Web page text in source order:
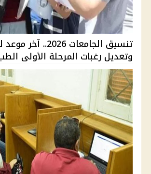
تنسيق الجامعات 2026..
وتعديل رغبات المرحلة الأولى